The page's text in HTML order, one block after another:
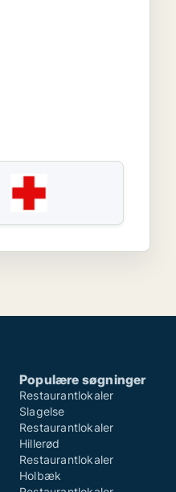
Populære søgninger
Restaurantlokaler
Slagelse
Restaurantlokaler
Hillerød
Restaurantlokaler
Holbæk